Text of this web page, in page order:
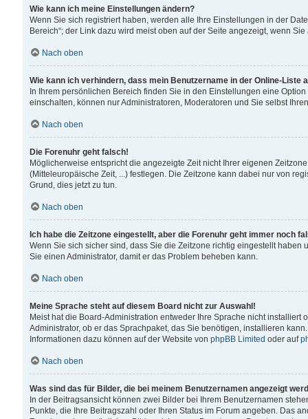
Wie kann ich meine Einstellungen ändern?
Wenn Sie sich registriert haben, werden alle Ihre Einstellungen in der
Bereich“; der Link dazu wird meist oben auf der Seite angezeigt, wenn
Nach oben
Wie kann ich verhindern, dass mein Benutzername in der Online-Liste
In Ihrem persönlichen Bereich finden Sie in den Einstellungen eine
einschalten, können nur Administratoren, Moderatoren und Sie selbst
Nach oben
Die Forenuhr geht falsch!
Möglicherweise entspricht die angezeigte Zeit nicht Ihrer eigenen
(Mitteleuropäische Zeit, ...) festlegen. Die Zeitzone kann dabei nur von
Grund, dies jetzt zu tun.
Nach oben
Ich habe die Zeitzone eingestellt, aber die Forenuhr geht immer noch
Wenn Sie sich sicher sind, dass Sie die Zeitzone richtig eingestellt
Sie einen Administrator, damit er das Problem beheben kann.
Nach oben
Meine Sprache steht auf diesem Board nicht zur Auswahl!
Meist hat die Board-Administration entweder Ihre Sprache nicht
Administrator, ob er das Sprachpaket, das Sie benötigen, installieren
Informationen dazu können auf der Website von phpBB Limited oder auf
Nach oben
Was sind das für Bilder, die bei meinem Benutzernamen angezeigt
In der Beitragsansicht können zwei Bilder bei Ihrem Benutzernamen
Punkte, die Ihre Beitragszahl oder Ihren Status im Forum angeben. Das